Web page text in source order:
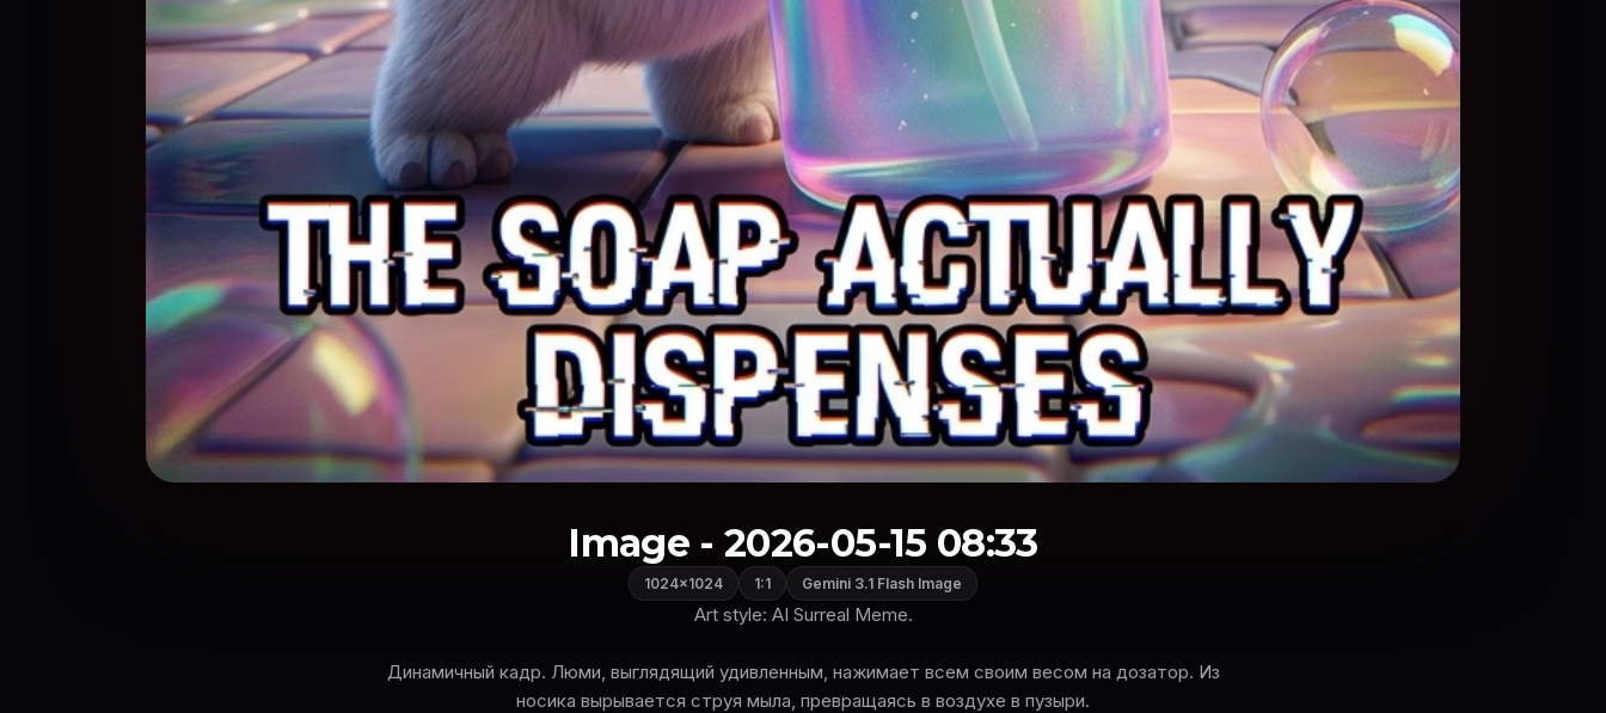
Image - 2026-05-15 08:33
1024×1024 1:1 Gemini 3.1 Flash Image
Art style: AI Surreal Meme.
Динамичный кадр. Люми, выглядящий удивленным, нажимает всем своим весом на дозатор. Из
носика вырывается струя мыла, превращаясь в воздухе в пузыри.